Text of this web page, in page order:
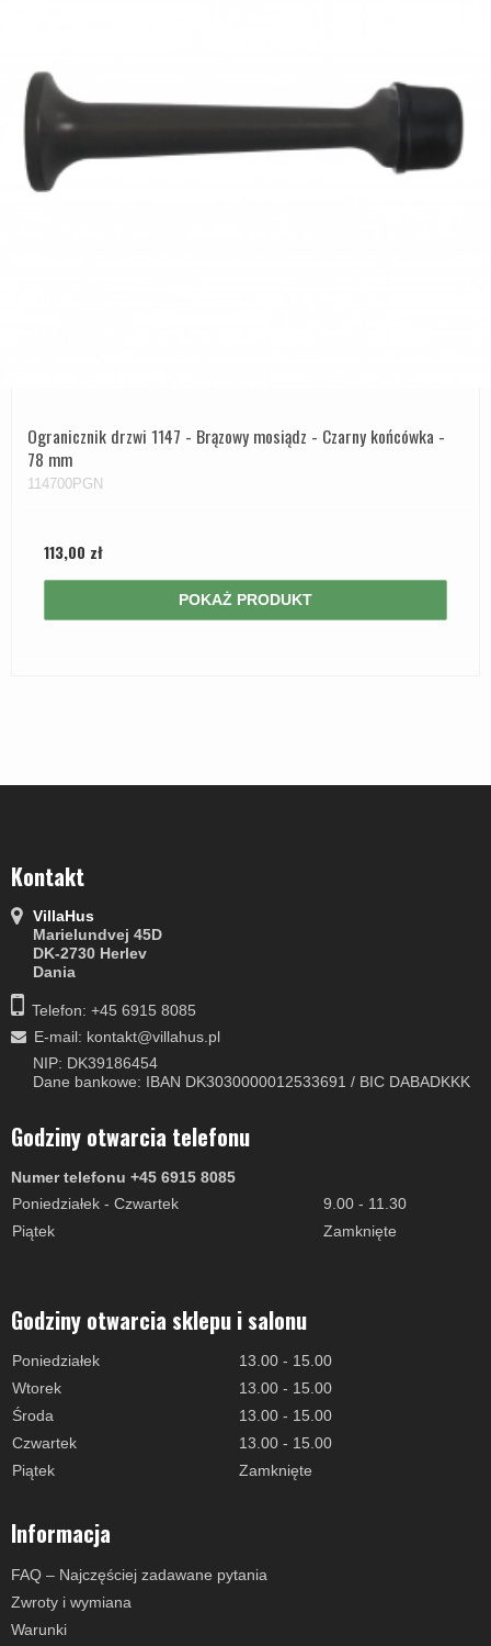
Ogranicznik drzwi 1147 - Brązowy mosiądz - Czarny końcówka -
78 mm
114700PGN
113,00 zł
POKAŻ PRODUKT
Kontakt
VillaHus
Marielundvej 45D
DK-2730 Herlev
Dania
Telefon: +45 6915 8085
E-mail: kontakt@villahus.pl
NIP: DK39186454
Dane bankowe: IBAN DK3030000012533691 / BIC DABADKKK
Godziny otwarcia telefonu
Numer telefonu +45 6915 8085
Poniedziałek - Czwartek
9.00 - 11.30
Piątek
Zamknięte
Godziny otwarcia sklepu i salonu
Poniedziałek
13.00 - 15.00
Wtorek
13.00 - 15.00
Środa
13.00 - 15.00
Czwartek
13.00 - 15.00
Piątek
Zamknięte
Informacja
FAQ – Najczęściej zadawane pytania
Zwroty i wymiana
Warunki